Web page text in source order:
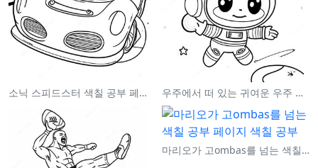
소닉 스피드스터 색칠 공부 페이지 우주에서 떠 있는 귀여운 우주 비행사 색칠 공부 페이지
마리오가 고ombas를 넘는 색칠 공부 페이지